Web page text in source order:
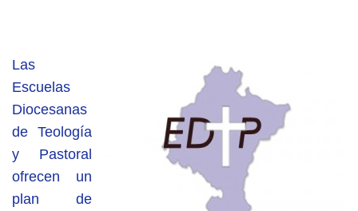
Las
Escuelas
Diocesanas
de Teología
y Pastoral
ofrecen un
plan de